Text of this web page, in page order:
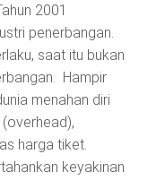
2001
penerbangan.
saat itu bukan
Hampir
menahan diri
harga tiket.
keyakinan